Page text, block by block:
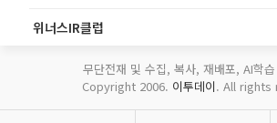
위너스IR클럽
무단전재 및 수집, 복사, 재배포, AI학
Copyright 2006. 이투데이. All rights